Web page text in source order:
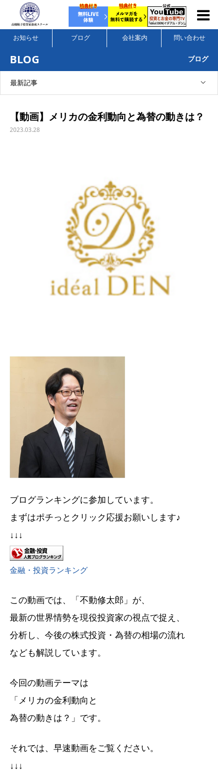
お知らせ ブログ 会社案内 問い合わせ
BLOG ブログ
最新記事
【動画】メリカの金利動向と為替の動きは？
2023.03.28
ブログランキングに参加しています。
まずはポチっとクリック応援お願いします♪
↓↓↓
金融・投資ランキング
この動画では、「不動修太郎」が、
最新の世界情勢を現役投資家の視点で捉え、
分析し、今後の株式投資・為替の相場の流れ
なども解説しています。
今回の動画テーマは
「メリカの金利動向と
為替の動きは？」です。
それでは、早速動画をご覧ください。
↓↓↓